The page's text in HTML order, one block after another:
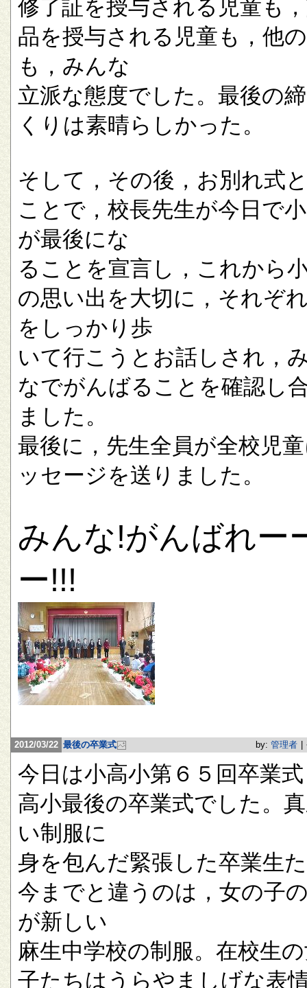
修了証を授与される児童も
品を授与される児童も，他
も，みんな
立派な態度でした。最後の
くりは素晴らしかった。
そして，その後，お別れ式
ことで，校長先生が今日で
が最後にな
ることを宣言し，これから
の思い出を大切に，それぞ
をしっかり歩
いて行こうとお話しされ，
なでがんばることを確認し
ました。
最後に，先生全員が全校児
ッセージを送りました。
みんな!がんばれー
ー!!!
2012/03/22 最後の卒業式 by: 管理者
今日は小高小第６５回卒業
高小最後の卒業式でした。
い制服に
身を包んだ緊張した卒業生
今までと違うのは，女の子
が新しい
麻生中学校の制服。在校生
子たちはうらやましげな表